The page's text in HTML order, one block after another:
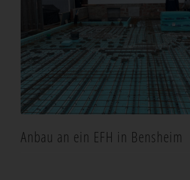
Anbau an ein EFH in Bensheim